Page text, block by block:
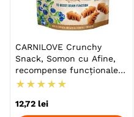
CARNILOVE Crunchy
Snack, Somon cu Afine,
recompense funcționale
fără cereale câini, suport
★ ★ ★ ★ ★
12,72 lei